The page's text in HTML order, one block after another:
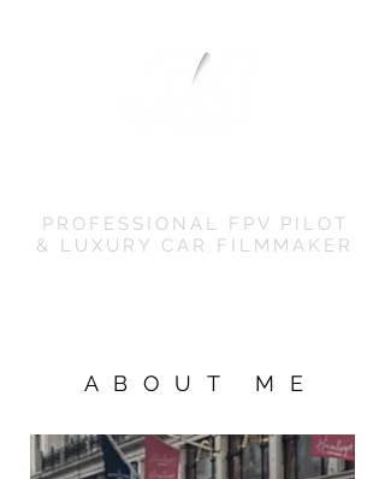
PROFESSIONAL FPV PILOT
& LUXURY CAR FILMMAKER
ABOUT ME